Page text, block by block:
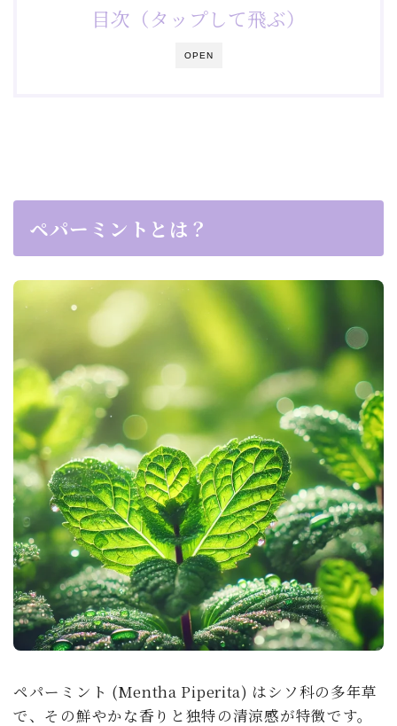
OPEN
目次（タップして飛ぶ）
ペパーミントとは？
ペパーミント (Mentha Piperita) はシソ科の多年草
で、その鮮やかな香りと独特の清涼感が特徴です。